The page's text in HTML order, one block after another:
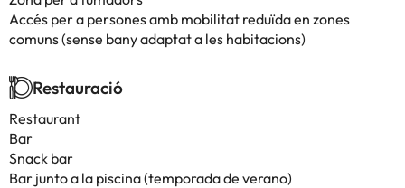
Accés per a persones amb mobilitat reduïda en zones
comuns (sense bany adaptat a les habitacions)
Restauració
Restaurant
Bar
Snack bar
Bar junto a la piscina (temporada de verano)